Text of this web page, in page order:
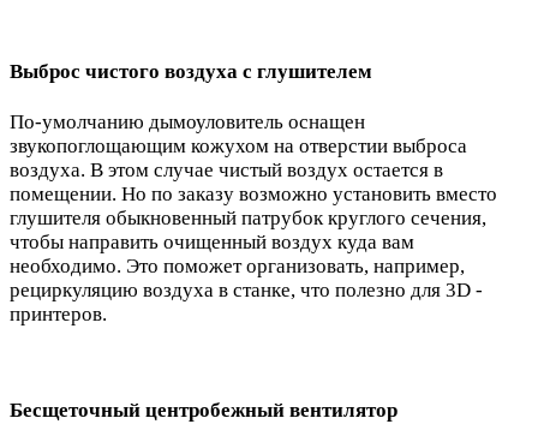
Выброс чистого воздуха с глушителем
По-умолчанию дымоуловитель оснащен
звукопоглощающим кожухом на отверстии выброса
воздуха. В этом случае чистый воздух остается в
помещении. Но по заказу возможно установить вместо
глушителя обыкновенный патрубок круглого сечения,
чтобы направить очищенный воздух куда вам
необходимо. Это поможет организовать, например,
рециркуляцию воздуха в станке, что полезно для 3D -
принтеров.
Бесщеточный центробежный вентилятор